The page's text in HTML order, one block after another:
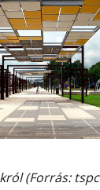
(Forrás: